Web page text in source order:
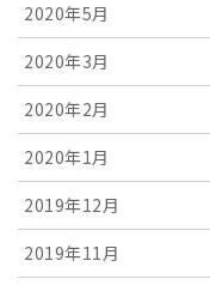
2020年5月
2020年3月
2020年2月
2020年1月
2019年12月
2019年11月